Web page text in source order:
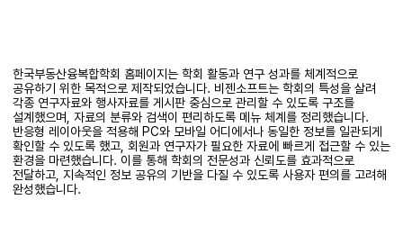
한국부동산융복합학회 홈페이지는 학회 활동과 연구 성과를 체계적으로
공유하기 위한 목적으로 제작되었습니다. 비젠소프트는 학회의 특성을 살려
각종 연구자료와 행사자료를 게시판 중심으로 관리할 수 있도록 구조를
설계했으며, 자료의 분류와 검색이 편리하도록 메뉴 체계를 정리했습니다.
반응형 레이아웃을 적용해 PC와 모바일 어디에서나 동일한 정보를 일관되게
확인할 수 있도록 했고, 회원과 연구자가 필요한 자료에 빠르게 접근할 수 있는
환경을 마련했습니다. 이를 통해 학회의 전문성과 신뢰도를 효과적으로
전달하고, 지속적인 정보 공유의 기반을 다질 수 있도록 사용자 편의를 고려해
완성했습니다.